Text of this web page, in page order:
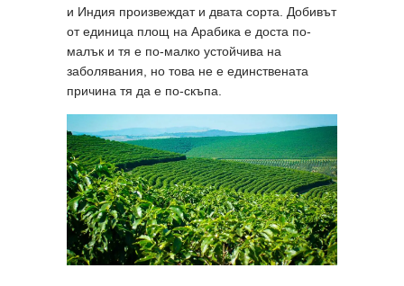
и Индия произвеждат и двата сорта. Добивът
от единица площ на Арабика е доста по-
малък и тя е по-малко устойчива на
заболявания, но това не е единствената
причина тя да е по-скъпа.